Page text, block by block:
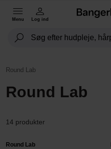
Menu Log ind
Round Lab
Round Lab
14 produkter
Round Lab